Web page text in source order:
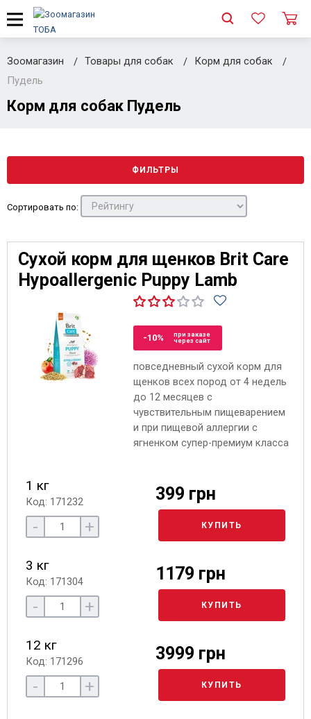
Зоомагазин Товары для собак
Корм для собак
Пудель
Корм для собак Пудель
ФИЛЬТРЫ
Сортировать по:
Сухой корм для щенков Brit Care
Hypoallergenic Puppy Lamb
-10%
при заказе
через сайт
повседневный сухой корм для
щенков всех пород от 4 недель
до 12 месяцев с
чувствительным пищеварением
и при пищевой аллергии с
ягненком супер-премиум класса
1 кг
Код: 171232 399 грн
- + КУПИТЬ
3 кг
Код: 171304 1179 грн
- + КУПИТЬ
12 кг
Код: 171296 3999 грн
- + КУПИТЬ